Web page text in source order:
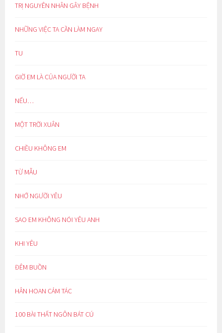
TRỊ NGUYÊN NHÂN GÂY BỆNH
NHỮNG VIỆC TA CẦN LÀM NGAY
TU
GIỜ EM LÀ CỦA NGƯỜI TA
NẾU…
MỘT TRỜI XUÂN
CHIỀU KHÔNG EM
TỪ MẪU
NHỚ NGƯỜI YÊU
SAO EM KHÔNG NÓI YÊU ANH
KHI YÊU
ĐÊM BUỒN
HÂN HOAN CẢM TÁC
100 BÀI THẤT NGÔN BÁT CÚ